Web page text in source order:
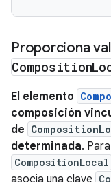
Proporciona
Composition
El elemento
composición
de
determinada.
CompositionLocal